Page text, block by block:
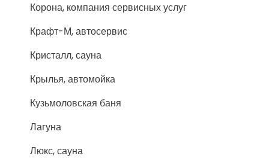
Корона, компания сервисных услуг
Крафт-М, автосервис
Кристалл, сауна
Крылья, автомойка
Кузьмоловская баня
Лагуна
Люкс, сауна